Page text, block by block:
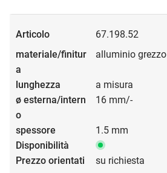
67.198.52
alluminio grezzo
a misura
16 mm/-
1.5 mm
su richiesta